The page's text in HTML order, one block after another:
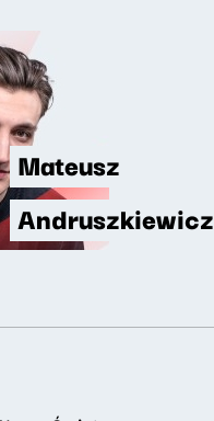
Mateusz
Andruszkiewicz